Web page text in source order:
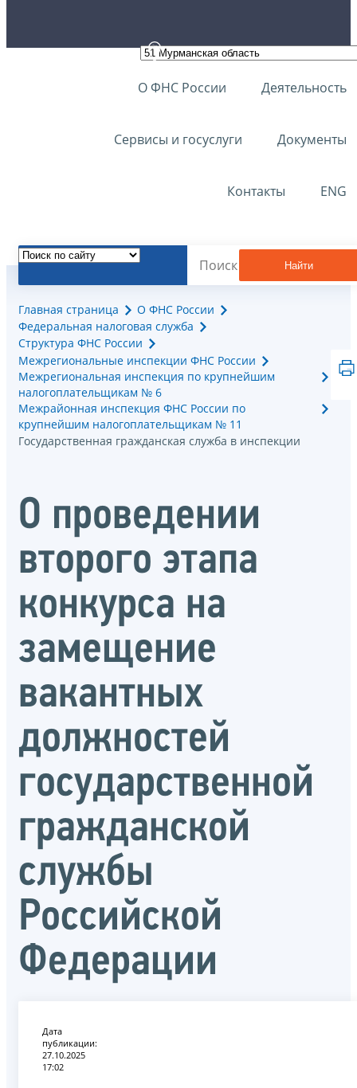
О ФНС России Деятельность
Сервисы и госуслуги Документы
Контакты ENG
Найти
Главная страница
О ФНС России
Федеральная налоговая служба
Структура ФНС России
Межрегиональные инспекции ФНС России
Межрегиональная инспекция по крупнейшим
налогоплательщикам № 6
Межрайонная инспекция ФНС России по
крупнейшим налогоплательщикам № 11
Государственная гражданская служба в инспекции
О проведении
второго этапа
конкурса на
замещение
вакантных
должностей
государственной
гражданской
службы
Российской
Федерации
Дата
публикации:
27.10.2025
17:02